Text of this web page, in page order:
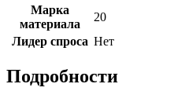
Марка
материала
20
Лидер спроса Нет
Подробности